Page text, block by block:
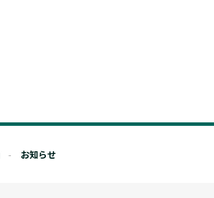
お知らせ